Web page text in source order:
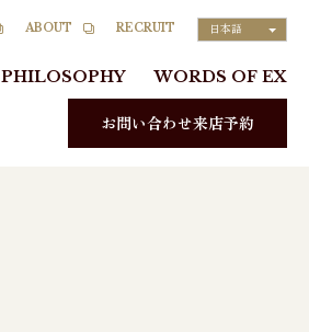
ABOUT RECRUIT 日本語
PHILOSOPHY WORDS OF EX
お問い合わせ来店予約